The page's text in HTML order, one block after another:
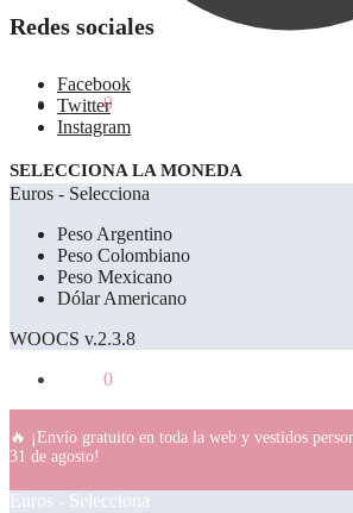
0.00€ 0
Redes sociales
Facebook
Twitter
Instagram
SELECCIONA LA MONEDA
Euros - Selecciona
Peso Argentino
Peso Colombiano
Peso Mexicano
Dólar Americano
WOOCS v.2.3.8
0
🔥 ¡Envío gratuito en toda la web y vestidos
31 de agosto!
Euros - Selecciona